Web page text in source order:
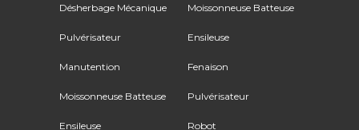
Désherbage Mécanique
Pulvérisateur
Manutention
Moissonneuse Batteuse
Ensileuse
Moissonneuse Batteuse
Ensileuse
Fenaison
Pulvérisateur
Robot